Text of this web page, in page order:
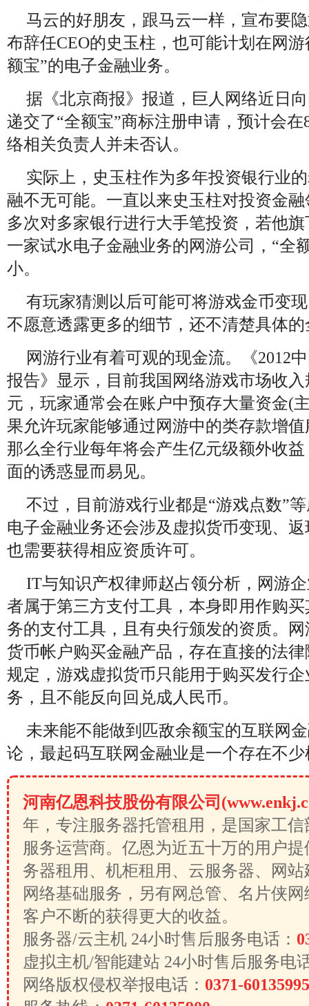
马云的好朋友，跟马云一样，宣布要
布辞任CEO的史玉柱，也可能计划在网
额宝”的电子金融业务。
据《北京商报》报道，巨人网络近日
递交了“全额宝”商标注册申请，预计会在
络相关负责人并未否认。
实际上，史玉柱作为多年投资银行业
融不无可能。一直以来史玉柱对投资金
多次对多家银行进行大手笔投资，若他
一家试水电子金融业务的网游公司，“全
小。
有玩家猜测以后可能可将游戏金币变
不愿意透露更多的细节，还不清楚具体
网游行业有着可观的现金流。《2012
报告》显示，目前我国网络游戏市场收
元，玩家通常会在账户中预存大量资金(
果允许玩家能够通过网游中的类存款增
那么全行业每年将会产生亿元级额外收
面的诱惑显而易见。
不过，目前游戏行业都是“游戏点数”
电子金融业务还会涉及虚拟货币变现、
也需要获得相应资质许可。
IT与知识产权律师赵占领分析，网游
者属于第三方支付工具，本身即用作购
务的支付工具，且有央行颁发的资质。
货币帐户购买金融产品，存在直接的法
规定，游戏虚拟货币只能用于购买发行
务，且不能反向回兑成人民币。
未来能不能做到匹敌余额宝的互联网
论，最起码互联网金融业是一个存在不
河南亿恩科技股份有限公司
年，专注服务器托管租用，是国家工
服务运营商。亿恩为近五十万的用户
务器租用、机柜租用、云服务器、网
网络基础服务，另有网总管、名片侠
客户不断的获得更大的收益。
服务器/云主机 24小时售后服务电话：
虚拟主机/智能建站 24小时售后服务电
网络版权侵权举报电话： 0371-60135995